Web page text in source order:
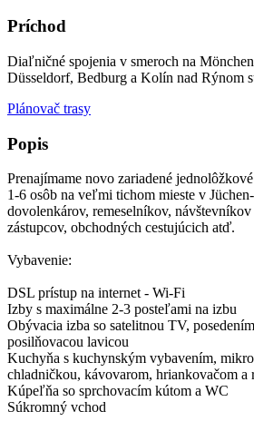
Príchod
Diaľničné spojenia v smeroch na
Düsseldorf, Bedburg a Kolín nad Rýnom
Plánovač trasy
Popis
Prenajímame novo zariadené
1-6 osôb na veľmi tichom mieste v
dovolenkárov, remeselníkov,
zástupcov, obchodných cestujúcich atď.
Vybavenie:
DSL prístup na internet - Wi-Fi
Izby s maximálne 2-3 posteľami na izbu
Obývacia izba so satelitnou TV,
posilňovacou lavicou
Kuchyňa s kuchynským vybavením,
chladničkou, kávovarom, hriankovačom a
Kúpeľňa so sprchovacím kútom a WC
Súkromný vchod